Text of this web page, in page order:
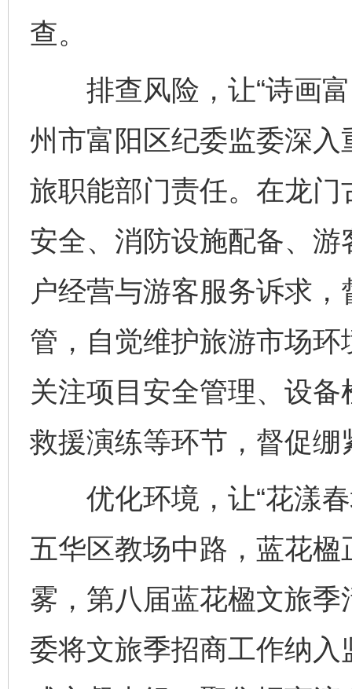
查。
排查风险，让“诗画富
州市富阳区纪委监委深
旅职能部门责任。在龙
安全、消防设施配备、
户经营与游客服务诉求
管，自觉维护旅游市场
关注项目安全管理、设
救援演练等环节，督促绷
优化环境，让“花漾春
五华区教场中路，蓝花
雾，第八届蓝花楹文旅
委将文旅季招商工作纳入